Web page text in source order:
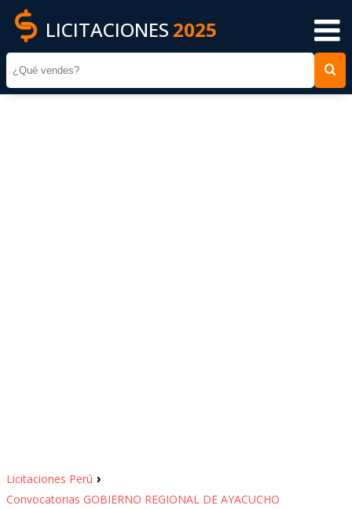
LICITACIONES 2025
Licitaciones Perú ›
Convocatorias GOBIERNO REGIONAL DE AYACUCHO